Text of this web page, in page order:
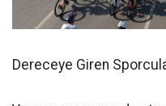
Dereceye Giren